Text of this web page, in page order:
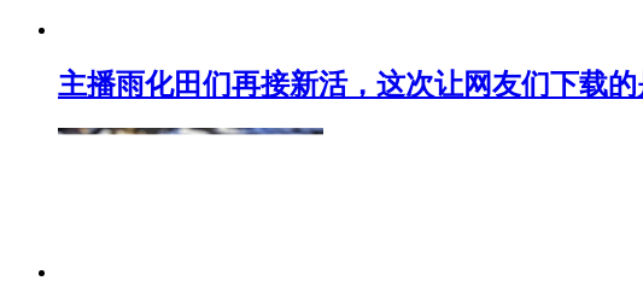
主播雨化田们再接新活，这次让网友们下载的